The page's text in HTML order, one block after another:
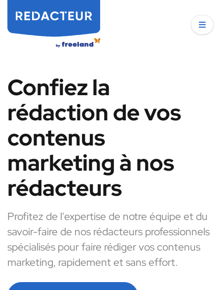
Confiez la
rédaction de vos
contenus
marketing à nos
rédacteurs
Profitez de l'expertise de notre équipe et du
savoir-faire de nos rédacteurs professionnels
spécialisés pour faire rédiger vos contenus
marketing, rapidement et sans effort.